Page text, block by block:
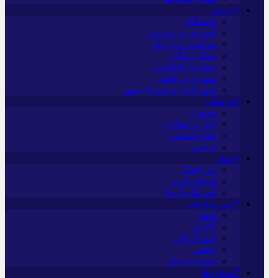
*جامعه
دانشگاه
آموزش و پرورش
بهداشت و درمان
سبک زندگی
حوادث، انتظامی
شهری و رفاهی
شهرداری و شورای شهر
*فرهنگی
مذهبی
ایثار و شهادت
دفاع مقدس
اربعین
*جهان
بین الملل
آسیای غربی
آمریکا و اروپا
*چندرسانه‌ای
فیلم
گالری
اینفوگرافی
عکس
صوت و فیلم
*استان ها